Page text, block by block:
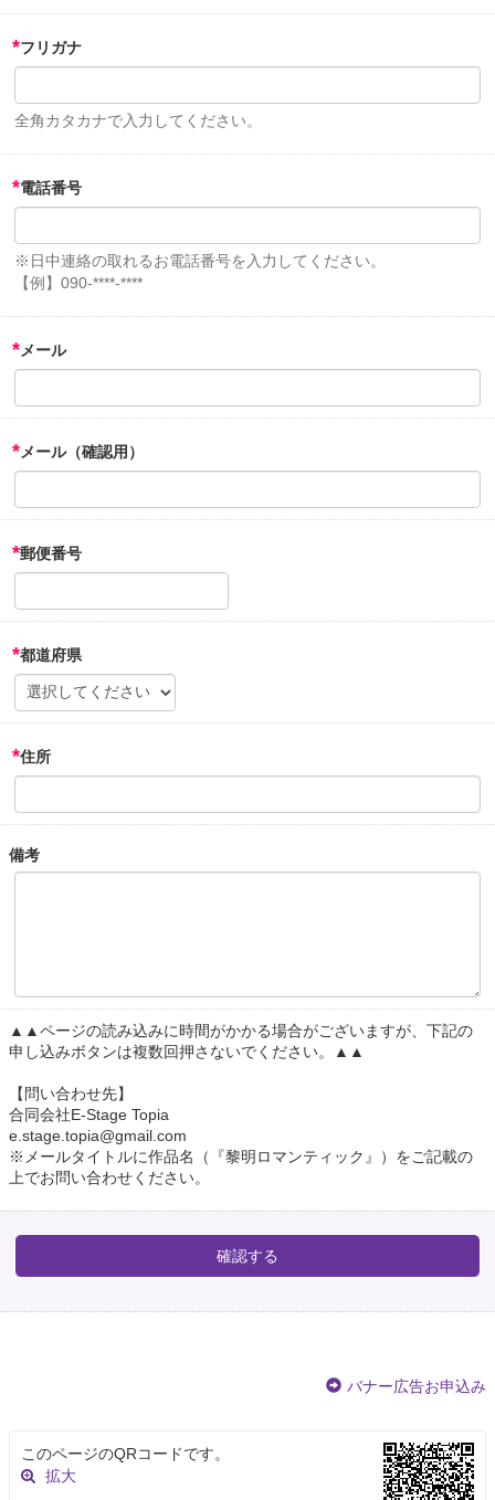
*フリガナ
全角カタカナで入力してください。
*電話番号
※日中連絡の取れるお電話番号を入力してください。
【例】090-****-****
*メール
*メール（確認用）
*郵便番号
*都道府県
*住所
備考
▲▲ページの読み込みに時間がかかる場合がございますが、下記の
申し込みボタンは複数回押さないでください。▲▲
【問い合わせ先】
合同会社E-Stage Topia
e.stage.topia@gmail.com
※メールタイトルに作品名（『黎明ロマンティック』）をご記載の
上でお問い合わせください。
バナー広告お申込み
このページのQRコードです。
拡大